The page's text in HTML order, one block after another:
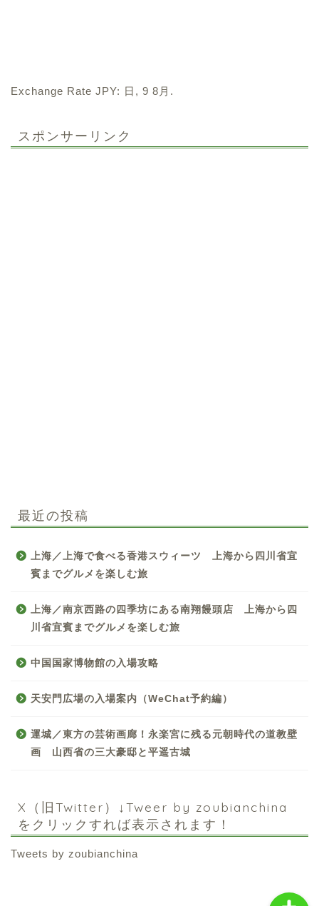
Exchange Rate JPY: 日, 9 8月.
スポンサーリンク
最近の投稿
上海／上海で食べる香港スウィーツ 上海から四川省宜
賓までグルメを楽しむ旅
上海／南京西路の四季坊にある南翔饅頭店 上海から四
川省宜賓までグルメを楽しむ旅
中国国家博物館の入場攻略
天安門広場の入場案内（WeChat予約編）
運城／東方の芸術画廊！永楽宮に残る元朝時代の道教壁
画 山西省の三大豪邸と平遥古城
X（旧Twitter）↓Tweer by zoubianchina
をクリックすれば表示されます！
Tweets by zoubianchina
中国旅行の情報案内